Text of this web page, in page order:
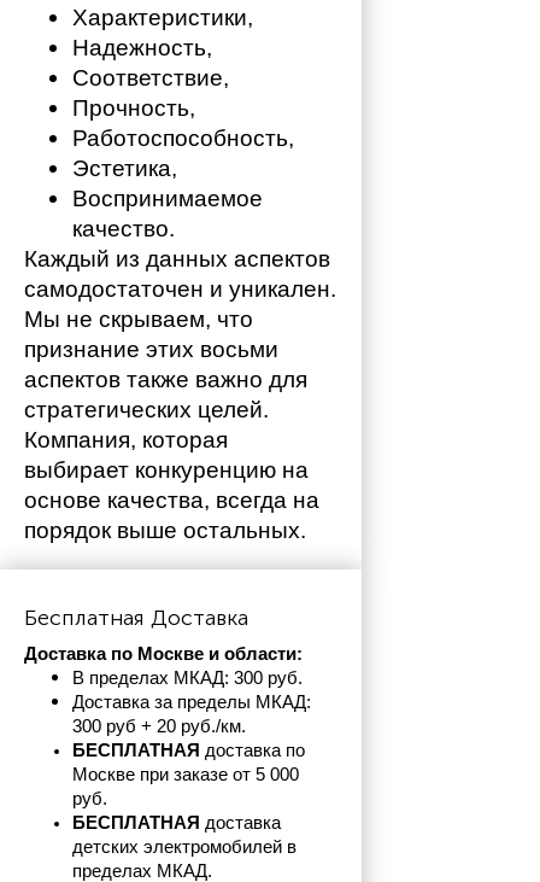
Характеристики,
Надежность,
Соответствие,
Прочность,
Работоспособность,
Эстетика,
Воспринимаемое
качество.
Каждый из данных аспектов
самодостаточен и уникален.
Мы не скрываем, что
признание этих восьми
аспектов также важно для
стратегических целей.
Компания, которая
выбирает конкуренцию на
основе качества, всегда на
порядок выше остальных.
Бесплатная Доставка
Доставка по Москве и области:
В пределах МКАД: 300 руб.
Доставка за пределы МКАД:
300 руб + 20 руб./км.
БЕСПЛАТНАЯ доставка по
Москве при заказе от 5 000
руб.
БЕСПЛАТНАЯ доставка
детских электромобилей в
пределах МКАД.